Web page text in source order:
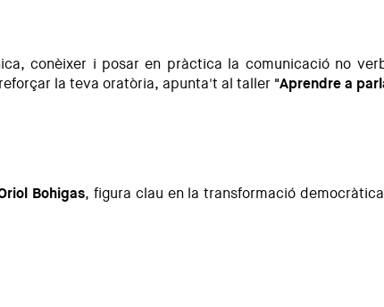
conèixer i posar en pràctica la comunicació no
la teva oratòria, apunta't al taller "Aprendre a
Bohigas, figura clau en la transformació